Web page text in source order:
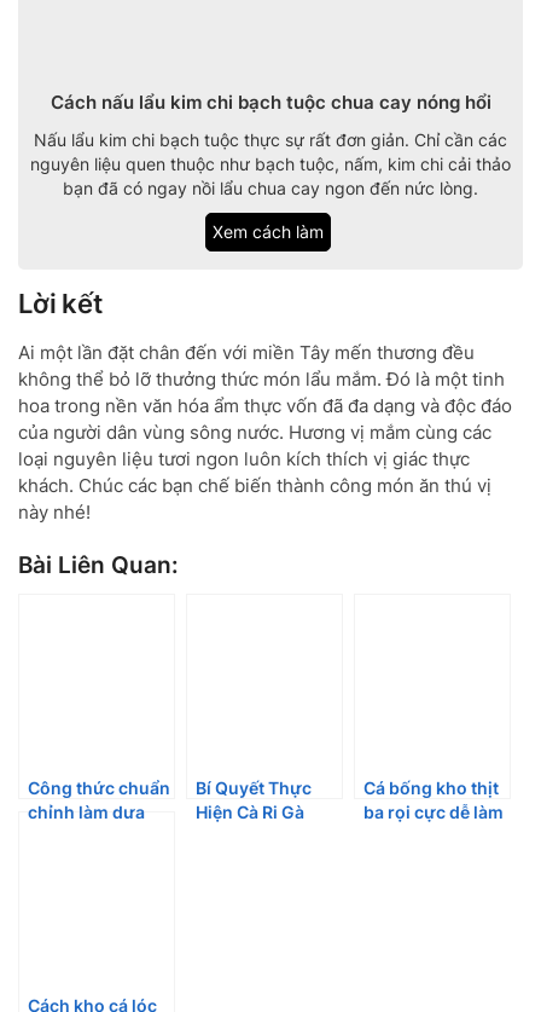
Cách nấu lẩu kim chi bạch tuộc chua cay nóng hổi
Nấu lẩu kim chi bạch tuộc thực sự rất đơn giản. Chỉ cần các
nguyên liệu quen thuộc như bạch tuộc, nấm, kim chi cải thảo
bạn đã có ngay nồi lẩu chua cay ngon đến nức lòng.
Xem cách làm
Lời kết
Ai một lần đặt chân đến với miền Tây mến thương đều
không thể bỏ lỡ thưởng thức món lẩu mắm. Đó là một tinh
hoa trong nền văn hóa ẩm thực vốn đã đa dạng và độc đáo
của người dân vùng sông nước. Hương vị mắm cùng các
loại nguyên liệu tươi ngon luôn kích thích vị giác thực
khách. Chúc các bạn chế biến thành công món ăn thú vị
này nhé!
Bài Liên Quan:
Công thức chuẩn
chỉnh làm dưa
Bí Quyết Thực
Hiện Cà Ri Gà
Cá bống kho thịt
ba rọi cực dễ làm
Cách kho cá lóc